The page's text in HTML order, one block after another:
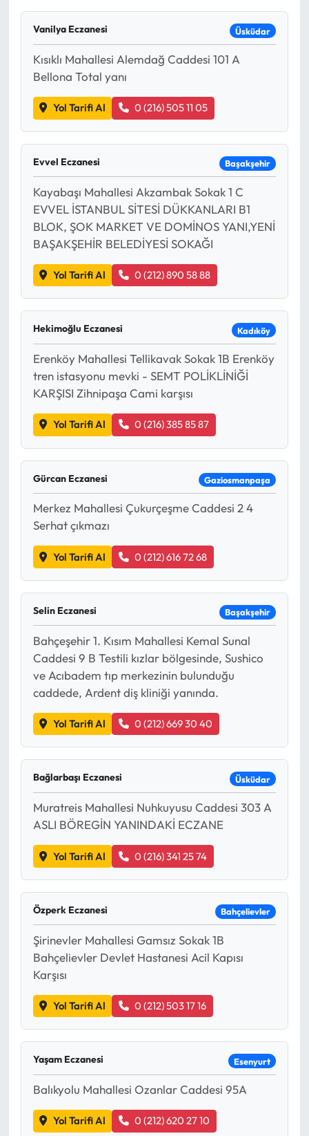
Vanilya Eczanesi Üsküdar
Kısıklı Mahallesi Alemdağ Caddesi 101 A
Bellona Total yanı
Yol Tarifi Al 0 (216) 505 11 05
Evvel Eczanesi Başakşehir
Kayabaşı Mahallesi Akzambak Sokak 1 C
EVVEL İSTANBUL SİTESİ DÜKKANLARI B1
BLOK, ŞOK MARKET VE DOMİNOS YANI,YENİ
BAŞAKŞEHİR BELEDİYESİ SOKAĞI
Yol Tarifi Al 0 (212) 890 58 88
Hekimoğlu Eczanesi Kadıköy
Erenköy Mahallesi Tellikavak Sokak 1B Erenköy
tren istasyonu mevki - SEMT POLİKLİNİĞİ
KARŞISI Zihnipaşa Cami karşısı
Yol Tarifi Al 0 (216) 385 85 87
Gürcan Eczanesi Gaziosmanpaşa
Merkez Mahallesi Çukurçeşme Caddesi 2 4
Serhat çıkmazı
Yol Tarifi Al 0 (212) 616 72 68
Selin Eczanesi Başakşehir
Bahçeşehir 1. Kısım Mahallesi Kemal Sunal
Caddesi 9 B Testili kızlar bölgesinde, Sushico
ve Acıbadem tıp merkezinin bulunduğu
caddede, Ardent diş kliniği yanında.
Yol Tarifi Al 0 (212) 669 30 40
Bağlarbaşı Eczanesi Üsküdar
Muratreis Mahallesi Nuhkuyusu Caddesi 303 A
ASLI BÖREGİN YANINDAKİ ECZANE
Yol Tarifi Al 0 (216) 341 25 74
Özperk Eczanesi Bahçelievler
Şirinevler Mahallesi Gamsız Sokak 1B
Bahçelievler Devlet Hastanesi Acil Kapısı
Karşısı
Yol Tarifi Al 0 (212) 503 17 16
Yaşam Eczanesi Esenyurt
Balıkyolu Mahallesi Ozanlar Caddesi 95A
Yol Tarifi Al 0 (212) 620 27 10